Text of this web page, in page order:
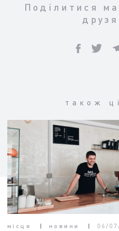
Поділитися
також
місця новини 06/